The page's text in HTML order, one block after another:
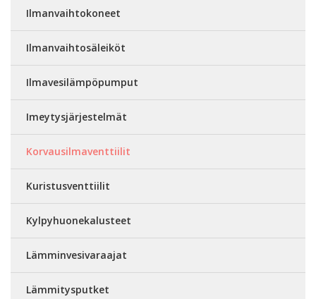
Ilmanvaihtokoneet
Ilmanvaihtosäleiköt
Ilmavesilämpöpumput
Imeytysjärjestelmät
Korvausilmaventtiilit
Kuristusventtiilit
Kylpyhuonekalusteet
Lämminvesivaraajat
Lämmitysputket